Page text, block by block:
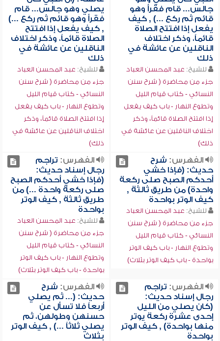
جالس... قام فقرأ وهو
قائم ثم ركع ...) , كيف
يفعل إذا افتتح الصلاة
قائماً، وذكر اختلاف
الناقلين عن عائشة في
ذلك
للشيخ: عبد المحسن العباد
جزء من محاضرة ( شرح سنن
النسائي - كتاب قيام الليل
وتطوع النهار - باب كيف يفعل
إذا افتتح الصلاة قائماً، وذكر
اختلاف الناقلين عن عائشة في
ذلك)
يصلي وهو جالس... قام
فقرأ وهو قائم ثم ركع ...)
, كيف يفعل إذا افتتح
الصلاة قائماً، وذكر اختلاف
الناقلين عن عائشة في
ذلك
للشيخ: عبد المحسن العباد
جزء من محاضرة ( شرح سنن
النسائي - كتاب قيام الليل
وتطوع النهار - باب كيف يفعل
إذا افتتح الصلاة قائماً، وذكر
اختلاف الناقلين عن عائشة في
ذلك)
الفهرس: شرح
حديث: (فإذا خشي
أحدكم الصبح صلى ركعة
واحدة) من طريق ثالثة ,
كيف الوتر بواحدة
للشيخ: عبد المحسن العباد
جزء من محاضرة ( شرح سنن
النسائي - كتاب قيام الليل
وتطوع النهار - باب كيف الوتر
بواحدة - باب كيف الوتر بثلاث)
الفهرس: تراجم
رجال إسناد حديث:
(فإذا خشي أحدكم الصبح
صلى ركعة واحدة ...) من
طريق ثالثة , كيف الوتر
بواحدة
للشيخ: عبد المحسن العباد
جزء من محاضرة ( شرح سنن
النسائي - كتاب قيام الليل
وتطوع النهار - باب كيف الوتر
بواحدة - باب كيف الوتر بثلاث)
الفهرس: تراجم
رجال إسناد حديث:
(كان يصلي من الليل
إحدى عشرة ركعة يوتر
منها بواحدة) , كيف الوتر
بواحدة
الفهرس: شرح
حديث: (... ثم يصلي
أربعاً فلا تسأل عن
حسنهن وطولهن، ثم
يصلي ثلاثاً ...) , كيف الوتر
بثلاث